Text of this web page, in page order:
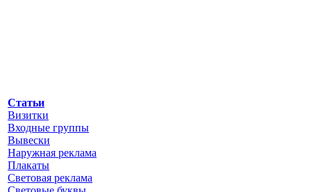
Статьи
Визитки
Входные группы
Вывески
Наружная реклама
Плакаты
Световая реклама